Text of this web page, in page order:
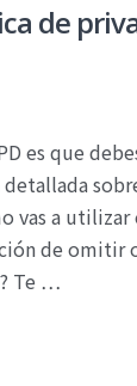
de
es que
vas a utilizar
de omitir
Te …